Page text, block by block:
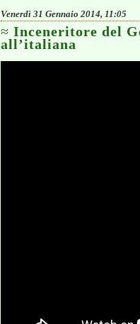
Venerdì 31 Gennaio 2014, 11:05
Inceneritore del
all’italiana